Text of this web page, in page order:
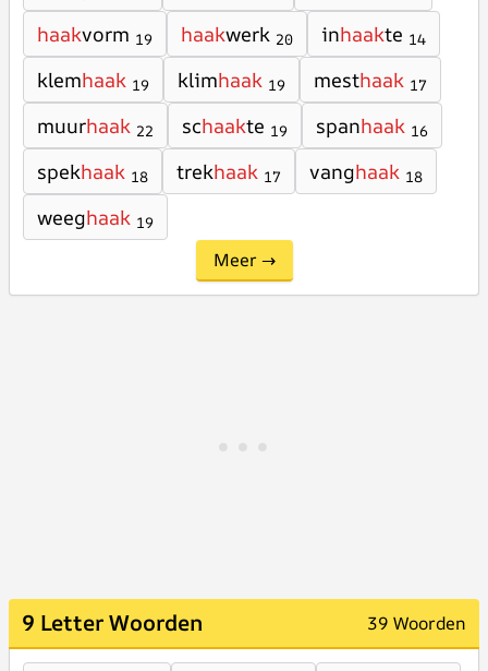
haakvorm 19 haakwerk 20 inhaakte 14
klemhaak 19 klimhaak 19 mesthaak 17
muurhaak 22 schaakte 19 spanhaak 16
spekhaak 18 trekhaak 17 vanghaak 18
weeghaak 19
Meer →
9 Letter Woorden 39 Woorden